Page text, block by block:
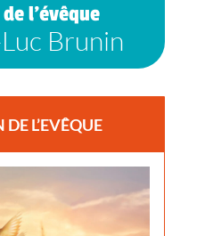
l’évêque
Brunin
L’EVÊQUE